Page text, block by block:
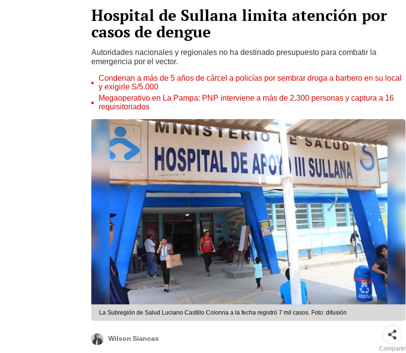
Hospital de Sullana limita atención por
casos de dengue
Autoridades nacionales y regionales no ha destinado presupuesto para combatir la
emergencia por el vector.
Condenan a más de 5 años de cárcel a policías por sembrar droga a barbero en su local
y exigirle S/5.000
Megaoperativo en La Pampa: PNP interviene a más de 2.300 personas y captura a 16
requisitoriados
La Subregión de Salud Luciano Castillo Colonna a la fecha registró 7 mil casos. Foto: difusión
Wilson Siancas
Compartir